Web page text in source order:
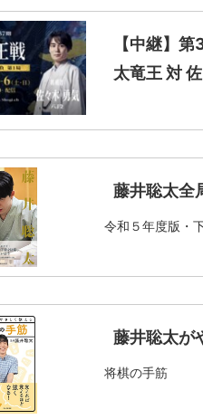
【中継】
太竜王 対
藤井聡太全
令和５年度版・
藤井聡太が
将棋の手筋